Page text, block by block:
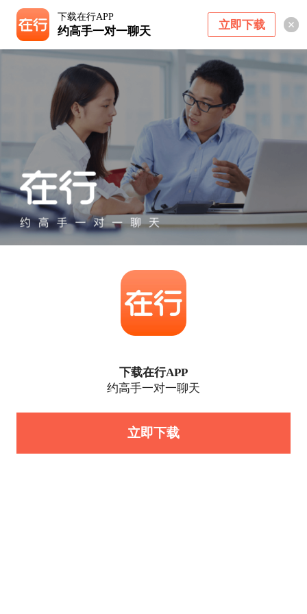
下载在行APP
约高手一对一聊天 立即下载
下载在行APP
约高手一对一聊天
立即下载